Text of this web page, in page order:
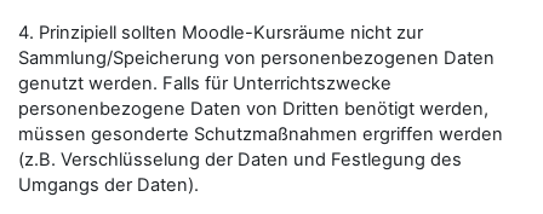
4. Prinzipiell sollten Moodle-Kursräume nicht zur
Sammlung/Speicherung von personenbezogenen Daten
genutzt werden. Falls für Unterrichtszwecke
personenbezogene Daten von Dritten benötigt werden,
müssen gesonderte Schutzmaßnahmen ergriffen werden
(z.B. Verschlüsselung der Daten und Festlegung des
Umgangs der Daten).